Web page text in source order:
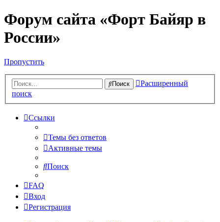
Форум сайта «Форт Байяр в
России»
Пропустить
Поиск
Расширенный
поиск
Ссылки
Темы без ответов
Активные темы
Поиск
FAQ
Вход
Регистрация